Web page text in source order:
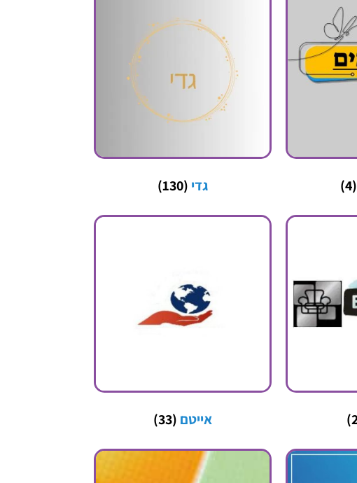
(4) גדי (130)
אייטם (33)